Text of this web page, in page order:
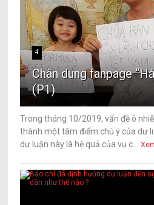
4
Chân dung fanpage
(P1)
Trong tháng 10/2019, vấn đề ô
thành một tâm điểm chú ý của dư
dư luận này là hệ quả của vụ c...